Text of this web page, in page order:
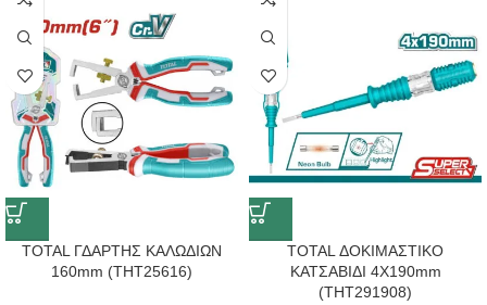
TOTAL ΓΔΑΡΤΗΣ ΚΑΛΩΔΙΩΝ
160mm (THT25616)
TOTAL ΔΟΚΙΜΑΣΤΙΚΟ
ΚΑΤΣΑΒΙΔΙ 4X190mm
(THT291908)